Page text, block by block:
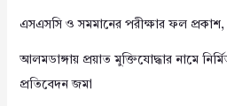
এসএসসি ও সমমানের পরীক্ষার ফল
আলমডাঙ্গায় প্রয়াত মুক্তিযোদ্ধার নামে
প্রতিবেদন জমা